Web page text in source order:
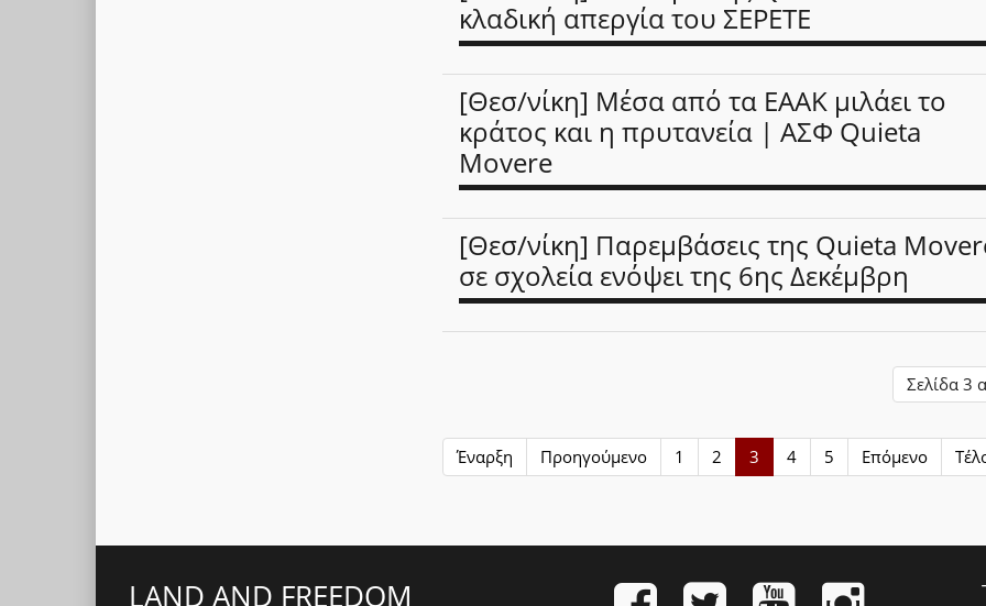
κλαδική απεργία του ΣΕΡΕΤΕ
[Θεσ/νίκη] Μέσα από τα ΕΑΑΚ μιλάει το
κράτος και η πρυτανεία | ΑΣΦ Quieta
Movere
[Θεσ/νίκη] Παρεμβάσεις της Quieta
σε σχολεία ενόψει της 6ης Δεκέμβρη
Σελίδα 3
Έναρξη Προηγούμενο 1 2 3 4 5 Επόμενο
LAND AND FREEDOM